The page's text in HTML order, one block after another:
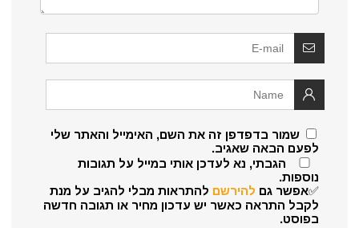
שמור בדפדפן זה את השם, האימייל והאתר שלי
לפעם הבאה שאגיב.
הגבתי, נא לעדכן אותי במייל על תגובות
נוספות.
✅אפשר גם להירשם להתראות מבלי להגיב על מנת
לקבל התראה כאשר יש עדכון מחיר או תגובה חדשה
בפוסט.